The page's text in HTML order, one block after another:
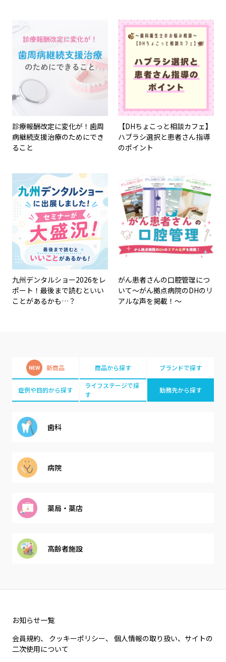
診療報酬改定に変化が！歯周
病継続支援治療のためにでき
ること
【DHちょこっと相談カフェ】
ハブラシ選択と患者さん指導
のポイント
九州デンタルショー2026をレ
ポート！最後まで読むといい
ことがあるかも…？
がん患者さんの口腔管理につ
いて～がん拠点病院のDHのリ
アルな声を掲載！～
新商品 商品から探す ブランドで探す
症例や目的から探す
ライフステージで探
す
勤務先から探す
歯科
病院
薬局・薬店
高齢者施設
お知らせ一覧
会員規約、 クッキーポリシー、 個人情報の取り扱い、サイトの
二次使用について